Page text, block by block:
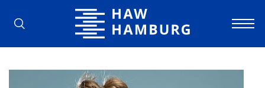
Hochschule für Angewandte